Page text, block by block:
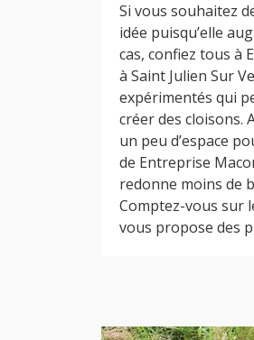
Si vous souhaitez
idée puisqu’elle
cas, confiez tous à
à Saint Julien Sur
expérimentés qui
créer des cloisons.
un peu d’espace
de Entreprise
redonne moins de
Comptez-vous sur
vous propose des